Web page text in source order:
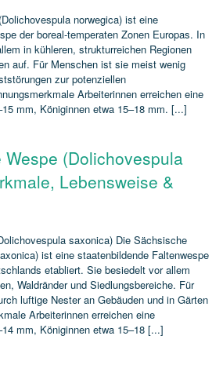
norwegica) ist eine
der boreal‑temperaten Zonen Europas. In
in kühleren, strukturreichen Regionen
auf. Für Menschen ist sie meist wenig
zur potenziellen
Arbeiterinnen erreichen eine
mm, Königinnen etwa 15–18 mm. [...]
(Dolichovespula
Lebensweise &
saxonica) Die Sächsische
ist eine staatenbildende Faltenwespe
etabliert. Sie besiedelt vor allem
Waldränder und Siedlungsbereiche. Für
luftige Nester an Gebäuden und in Gärten
Arbeiterinnen erreichen eine
mm, Königinnen etwa 15–18 [...]